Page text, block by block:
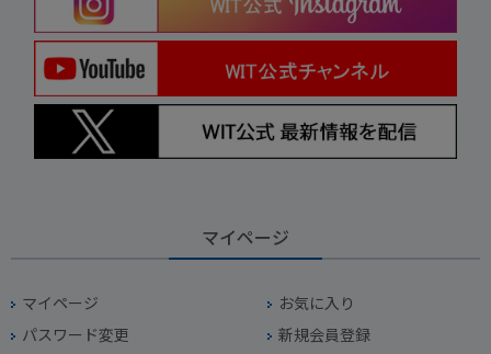
マイページ
マイページ
お気に入り
パスワード変更
新規会員登録